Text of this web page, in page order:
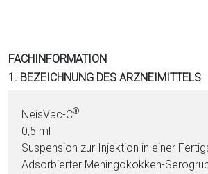
FACHINFORMATION
1. BEZEICHNUNG DES ARZNEIMITTELS
NeisVac-C®
0,5 ml
Suspension zur In­jektion in ei­ner
Adsorbierter Me­nin­go­kok­ken-